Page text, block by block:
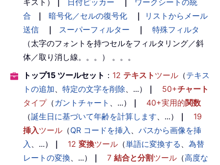
合
｜ 暗号化／セルの復号化 ｜
リストからメール
送信
｜ スーパーフィルター ｜
特殊フィルタ
（太字のフォントを持つセルをフィルタリング／斜
体／取り消し線。。。） 。。。
トップ15 ツールセット ： 12 テキスト ツール （テキス
トの追加
特定の文字を削除 、...） ｜ 50+チャート
タイプ（ ガントチャート 、...） ｜ 40+実用的関数
（誕生日に基づいて年齢を計算します 、...） ｜
19
挿入ツール （QR コードを挿入
パスから画像を挿
入
、...） ｜ 12 変換ツール （単語に変換する
為替
レートの変換 、...） ｜ 7 結合と分割ツール （高度な